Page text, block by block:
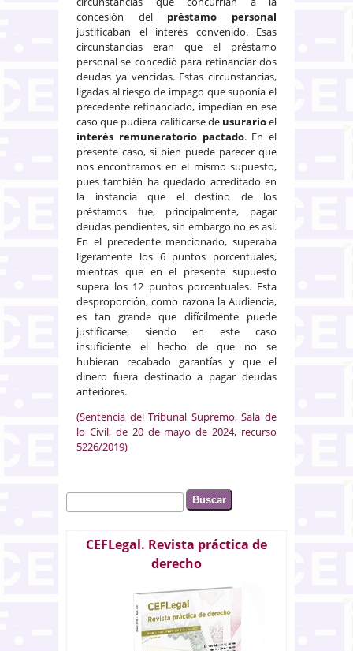
concesión del préstamo personal
justificaban el interés convenido. Esas
circunstancias eran que el préstamo
personal se concedió para refinanciar dos
deudas ya vencidas. Estas circunstancias,
ligadas al riesgo de impago que suponía el
precedente refinanciado, impedían en ese
caso que pudiera calificarse de usurarioel
interés remuneratorio pactado. En el
presente caso, si bien puede parecer que
nos encontramos en el mismo supuesto,
pues también ha quedado acreditado en
la instancia que el destino de los
préstamos fue, principalmente, pagar
deudas pendientes, sin embargo no es así.
En el precedente mencionado, superaba
ligeramente los 6 puntos porcentuales,
mientras que en el presente supuesto
supera los 12 puntos porcentuales. Esta
desproporción, como razona la Audiencia,
es tan grande que difícilmente puede
justificarse, siendo en este caso
insuficiente el hecho de que no se
hubieran recabado garantías y que el
dinero fuera destinado a pagar deudas
anteriores.
(Sentencia del Tribunal Supremo, Sala de
lo Civil, de 20 de mayo de 2024, recurso
5226/2019)
Formulario de búsqueda
Buscar
CEFLegal. Revista práctica de
derecho